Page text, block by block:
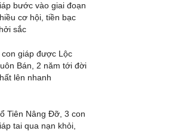
bước vào giai đoạn
cơ hội, tiền bạc
sắc
con giáp được Lộc
Bán, 2 năm tới đời
lên nhanh
Tiên Nâng Đỡ, 3 con
tai qua nạn khỏi,